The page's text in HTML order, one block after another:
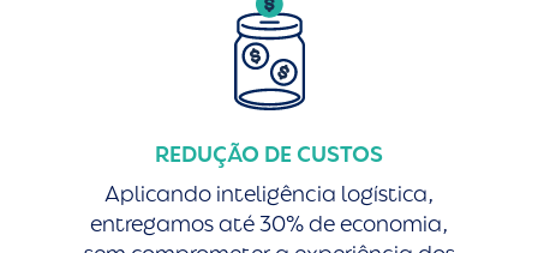
REDUÇÃO DE CUSTOS
Aplicando inteligência logística,
entregamos até 30% de economia,